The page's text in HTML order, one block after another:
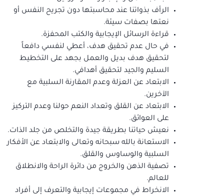
الرأف بذواتنا عند محاسبتها دون تجريح النفس أو
نعتها بصفات سيئة.
قراءة الرسائل الإيجابية والكتب المحفزة.
في حال عدم تحقيق هدف، أعطي لنفسي دافعاً
لتحقيق هدف بديل والعمل بجهد على التخطيط
السليم والجيد لتحقيق أهدافي.
الابتعاد عن العزلة وعدم المقارنة السلبية مع
الآخرين.
الابتعاد عن القلق وتعداد النعم حولنا وعدم التركيز
على العوائق.
نعيش حياتنا بطريقة جيدة والتخلص من جلد الذات.
الاستعانة بالله سبحانه وتعالى والابتعاد عن الأفكار
السلبية والوساوس والقلق.
تصفية الذهن والخروج من دائرة الراحة والانطلاق
للعالم.
الانخراط في مجموعات إيجابية والتعرف إلى أفراد